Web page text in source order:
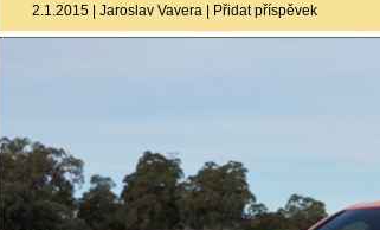
2.1.2015 | Jaroslav Vavera | Přidat příspěvek